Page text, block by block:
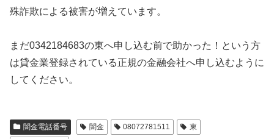
殊詐欺による被害が増えています。
まだ0342184683の東へ申し込む前で助かった！という方
は貸金業登録されている正規の金融会社へ申し込むように
してください。
闇金電話番号 闇金 08072781511
東